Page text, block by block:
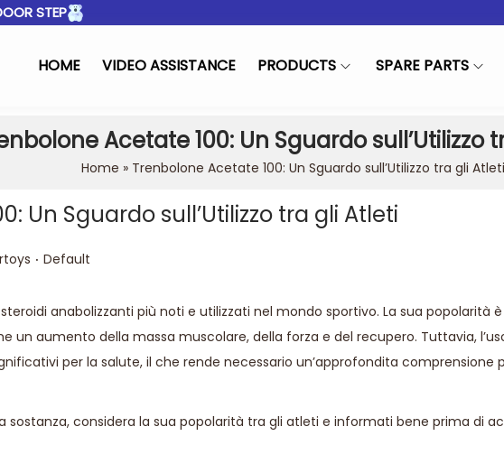
STEP
HOME VIDEO ASSISTANCE PRODUCTS SPARE PARTS
Acetate 100: Un Sguardo sull’Utilizzo
Home » Trenbolone Acetate 100: Un Sguardo sull’Utilizzo tra gli Atleti
Un Sguardo sull’Utilizzo tra gli Atleti
. Posted in
Default
anabolizzanti più noti e utilizzati nel mondo sportivo. La sua popolarità
un aumento della massa muscolare, della forza e del recupero. Tuttavia,
per la salute, il che rende necessario un’approfondita comprensione
sostanza, considera la sua popolarità tra gli atleti e informati bene prima di